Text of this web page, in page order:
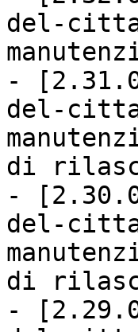
del-
-
del-
di
-
del-
di
-